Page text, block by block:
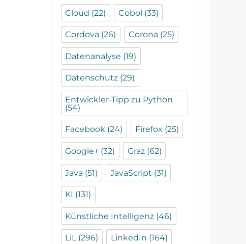
Cloud (22) Cobol (33)
Cordova (26) Corona (25)
Datenanalyse (19)
Datenschutz (29)
Entwickler-Tipp zu Python
(54)
Facebook (24) Firefox (25)
Google+ (32) Graz(62)
Java (51) JavaScript (31)
KI (131)
Künstliche Intelligenz (46)
LiL(296) LinkedIn (164)